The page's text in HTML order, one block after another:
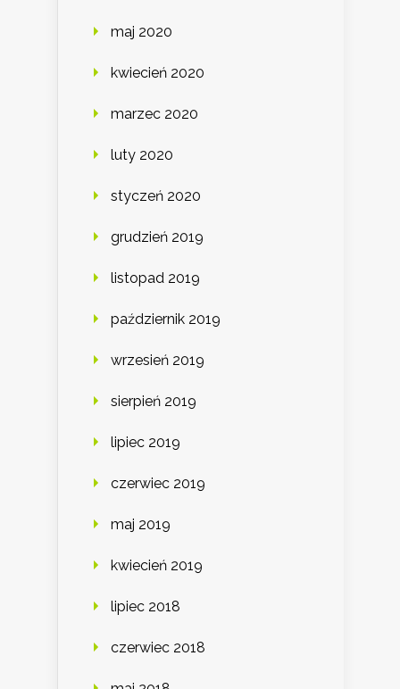
maj 2020
kwiecień 2020
marzec 2020
luty 2020
styczeń 2020
grudzień 2019
listopad 2019
październik 2019
wrzesień 2019
sierpień 2019
lipiec 2019
czerwiec 2019
maj 2019
kwiecień 2019
lipiec 2018
czerwiec 2018